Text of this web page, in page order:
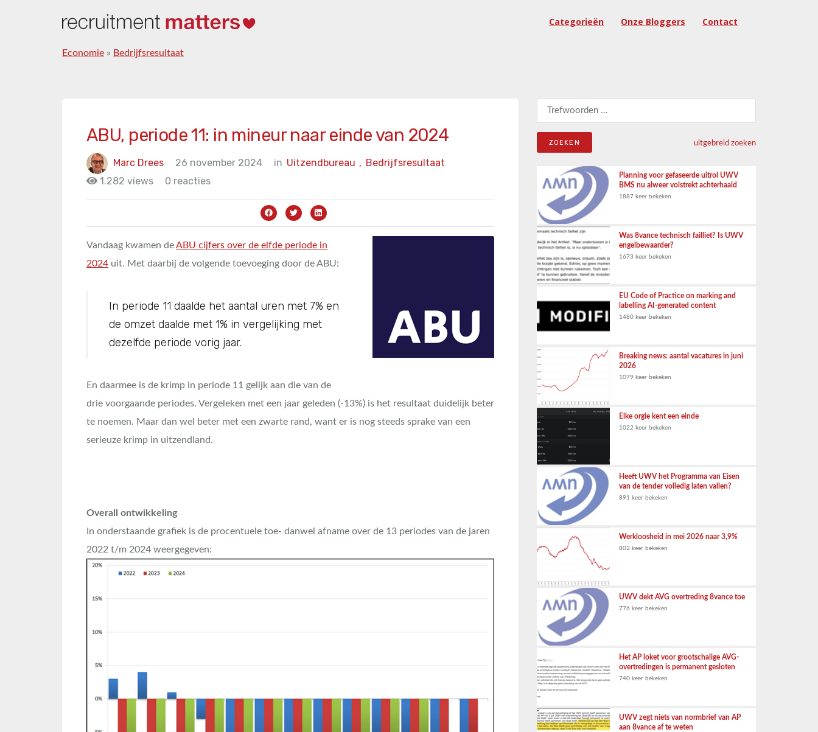
Categorieën Onze Bloggers Contact
Economie » Bedrijfsresultaat
ABU, periode 11: in mineur naar einde van 2024
Marc Drees 26 november 2024 in Bedrijfsresultaat
Uitzendbureau ,
1.282 views
0 reacties
Vandaag kwamen deABU cijfers over de elfde periode in
2024 uit. Met daarbij de volgende toevoeging door de ABU:
In periode 11 daalde het aantal uren met 7% en
de omzet daalde met 1% in vergelijking met
dezelfde periode vorig jaar.
En daarmee is de krimp in periode 11 gelijk aan die van de
drie voorgaande periodes. Vergeleken met een jaar geleden (-13%) is het resultaat duidelijk beter
te noemen. Maar dan wel beter met een zwarte rand, want er is nog steeds sprake van een
serieuze krimp in uitzendland.
Overall ontwikkeling
In onderstaande grafiek is de procentuele toe- danwel afname over de 13 periodes van de jaren
2022 t/m 2024 weergegeven:
Zoeken naar:
uitgebreid zoeken
Planning voor gefaseerde uitrol UWV
BMS nu alweer volstrekt achterhaald
1887 keer bekeken
Was 8vance technisch failliet? Is UWV
engelbewaarder?
1673 keer bekeken
EU Code of Practice on marking and
labelling AI-generated content
1480 keer bekeken
Breaking news: aantal vacatures in juni
2026
1079 keer bekeken
Elke orgie kent een einde
1022 keer bekeken
Heeft UWV het Programma van Eisen
van de tender volledig laten vallen?
891 keer bekeken
Werkloosheid in mei 2026 naar 3,9%
802 keer bekeken
UWV dekt AVG overtreding 8vance toe
776 keer bekeken
Het AP loket voor grootschalige AVG-
overtredingen is permanent gesloten
740 keer bekeken
UWV zegt niets van normbrief van AP
aan 8vance af te weten